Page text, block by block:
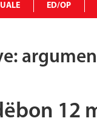
ED/OP
12